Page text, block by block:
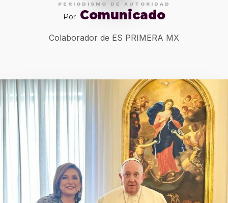
PERIODISMO DE AUTORIDAD
Por Comunicado
Colaborador de ES PRIMERA MX